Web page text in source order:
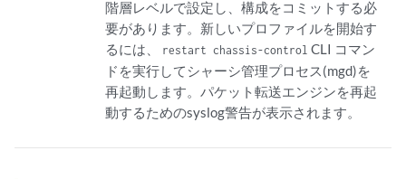
階層レベルで設定し、構成をコミットする必
要があります。新しいプロファイルを開始す
るには、 restart chassis-control CLI コマン
ドを実行してシャーシ管理プロセス(mgd)を
再起動します。パケット転送エンジンを再起
動するためのsyslog警告が表示されます。